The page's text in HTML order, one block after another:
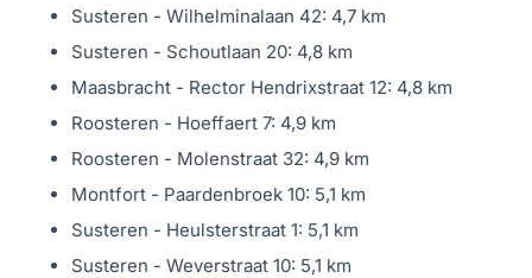
ruime opbergkast en toilet. Twee slaapkamers hebben
bovendien airconditioning, zodat je ook op warme
zomernachten heerlijk kunt slapen.
Tweede verdieping: extra ruimte voor al je wensen
Via de vaste trap kom je op de tweede verdieping, waar
een grote dakkapel voor extra ruimte en licht zorgt. De
ruime overloop is ideaal als thuiswerkplek, kantoor of
Susteren - Wilhelminalaan 42: 4,7 km
Susteren - Schoutlaan 20: 4,8 km
Maasbracht - Rector Hendrixstraat 12: 4,8 km
Roosteren - Hoeffaert 7: 4,9 km
Roosteren - Molenstraat 32: 4,9 km
Montfort - Paardenbroek 10: 5,1 km
Susteren - Heulsterstraat 1: 5,1 km
Susteren - Weverstraat 10: 5,1 km